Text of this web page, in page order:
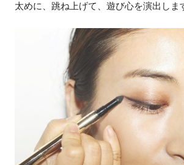
太めに、跳ね上げて、遊び心を演出しま